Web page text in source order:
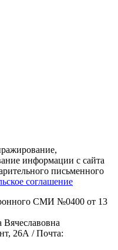
информации с сайта
письменного
соглашение
СМИ №0400 от 13
Вячеславовна
26А / Почта: